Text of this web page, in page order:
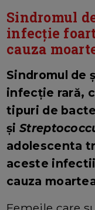
Sindromul
infecție
cauza
Sindromul de
infecție rară,
tipuri de
și
adolescenta
aceste
cauza